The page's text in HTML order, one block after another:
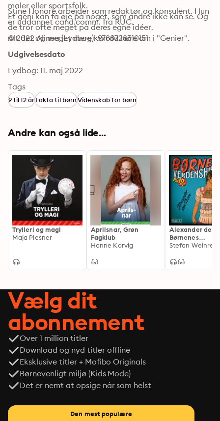
maler eller sportsfolk.
Et geni kan få øje på noget, som andre ikke kan se. Og
de tror ofte meget på deres egne idéer.
Alt det og meget mere kan du høre om i "Genier".
Stine Honoré arbejder som redaktør og konsulent. Hun
er uddannet cand.comm. fra RUC.
© 2022 Alinea (Lydbog): 9788728310151
Udgivelsesdato
Lydbog: 11. maj 2022
Tags
9 til 12 årFakta til børnVidenskab for børn
Andre kan også lide...
Trylleri og magi
Maja Plesner
Aprilsnar, Grøn
Fagklub
Hanne Korvig
Alexander den
Børnenes
verdenshistorie
Vælg dit
abonnement
Over 1 million titler
Download og nyd titler offline
Eksklusive titler + Mofibo Originals
Børnevenligt miljø (Kids Mode)
Det er nemt at opsige når som helst
Den mest populære